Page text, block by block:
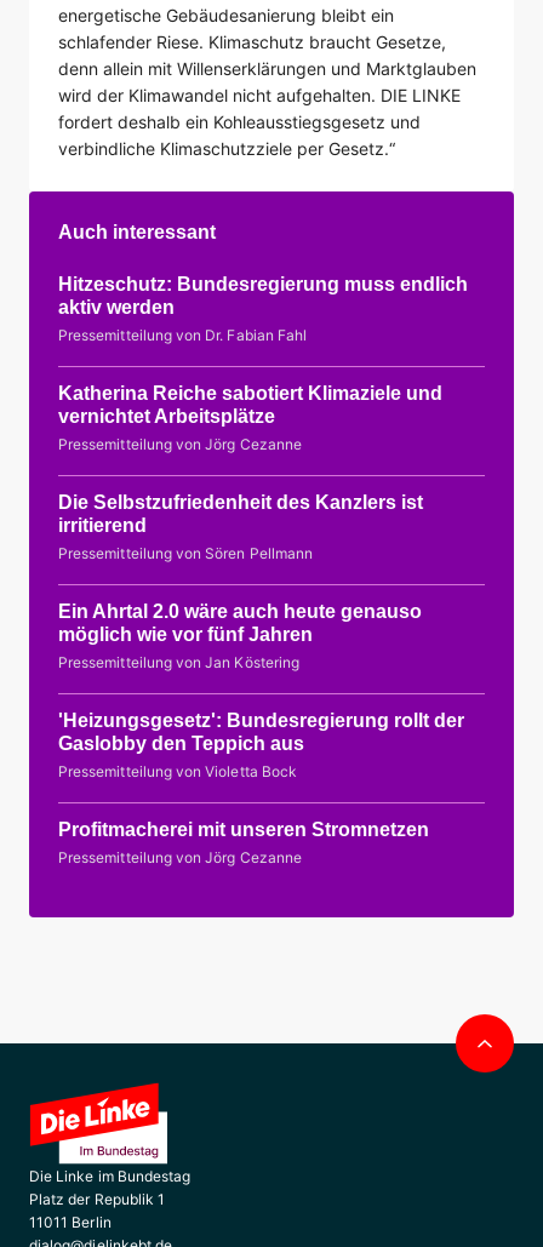
energetische Gebäudesanierung bleibt ein
schlafender Riese. Klimaschutz braucht Gesetze,
denn allein mit Willenserklärungen und Marktglauben
wird der Klimawandel nicht aufgehalten. DIE LINKE
fordert deshalb ein Kohleausstiegsgesetz und
verbindliche Klimaschutzziele per Gesetz.“
Auch interessant
Hitzeschutz: Bundesregierung muss endlich
aktiv werden
Pressemitteilung von Dr. Fabian Fahl
Katherina Reiche sabotiert Klimaziele und
vernichtet Arbeitsplätze
Pressemitteilung von Jörg Cezanne
Die Selbstzufriedenheit des Kanzlers ist
irritierend
Pressemitteilung von Sören Pellmann
Ein Ahrtal 2.0 wäre auch heute genauso
möglich wie vor fünf Jahren
Pressemitteilung von Jan Köstering
'Heizungsgesetz': Bundesregierung rollt der
Gaslobby den Teppich aus
Pressemitteilung von Violetta Bock
Profitmacherei mit unseren Stromnetzen
Pressemitteilung von Jörg Cezanne
Die Linke im Bundestag
Platz der Republik 1
11011 Berlin